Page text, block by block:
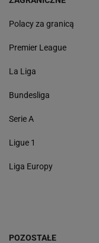
Polacy za granicą
Premier League
La Liga
Bundesliga
Serie A
Ligue 1
Liga Europy
POZOSTAŁE